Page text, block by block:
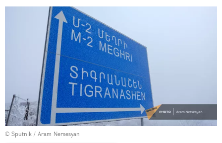
© Sputnik / Aram Nersesyan